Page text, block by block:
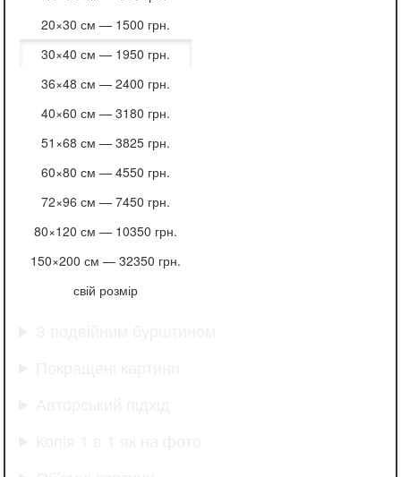
20×30 см — 1500 грн.
30×40 см — 1950 грн.
36×48 см — 2400 грн.
40×60 см — 3180 грн.
51×68 см — 3825 грн.
60×80 см — 4550 грн.
72×96 см — 7450 грн.
80×120 см — 10350 грн.
150×200 см — 32350 грн.
свій розмір